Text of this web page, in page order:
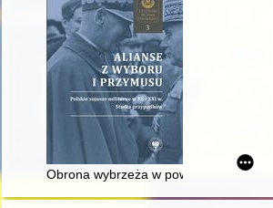
Obrona wybrzeża w powojennych